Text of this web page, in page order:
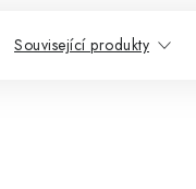
Související produkty